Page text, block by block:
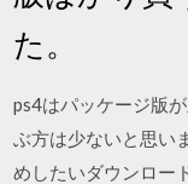
た。
ps4はパッケージ版
ぶ方は少ないと思い
めしたいダウンロー